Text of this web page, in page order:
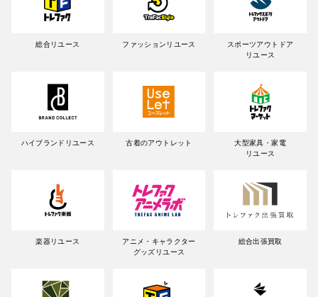
総合リユース ファッションリユース
スポーツアウトドア
リユース
ハイブランドリユース 古着のアウトレット
大型家具・家電
リユース
楽器リユース
アニメ・キャラクター
グッズリユース
総合出張買取